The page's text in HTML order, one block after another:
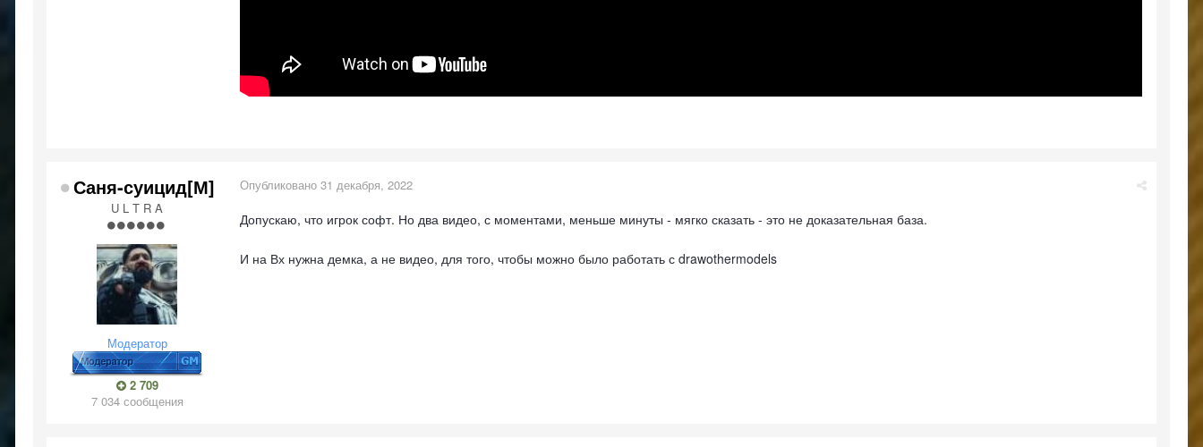
Саня-суицид[М]
U L T R A
Модератор
2 709
7 034 сообщения
Опубликовано 31 декабря, 2022
Допускаю, что игрок софт. Но два видео, с моментами, меньше минуты - мягко сказать - это не доказательная база.
И на Вх нужна демка, а не видео, для того, чтобы можно было работать с drawothermodels